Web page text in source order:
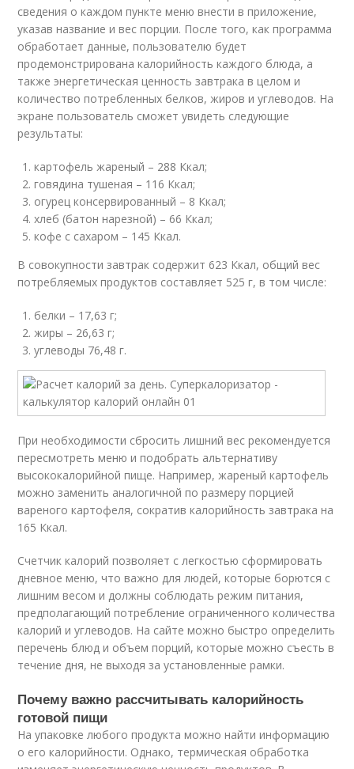
сведения о каждом пункте меню внести в приложение,
указав название и вес порции. После того, как программа
обработает данные, пользователю будет
продемонстрирована калорийность каждого блюда, а
также энергетическая ценность завтрака в целом и
количество потребленных белков, жиров и углеводов. На
экране пользователь сможет увидеть следующие
результаты:
картофель жареный – 288 Ккал;
говядина тушеная – 116 Ккал;
огурец консервированный – 8 Ккал;
хлеб (батон нарезной) – 66 Ккал;
кофе с сахаром – 145 Ккал.
В совокупности завтрак содержит 623 Ккал, общий вес
потребляемых продуктов составляет 525 г, в том числе:
белки – 17,63 г;
жиры – 26,63 г;
углеводы 76,48 г.
При необходимости сбросить лишний вес рекомендуется
пересмотреть меню и подобрать альтернативу
высококалорийной пище. Например, жареный картофель
можно заменить аналогичной по размеру порцией
вареного картофеля, сократив калорийность завтрака на
165 Ккал.
Счетчик калорий позволяет с легкостью сформировать
дневное меню, что важно для людей, которые борются с
лишним весом и должны соблюдать режим питания,
предполагающий потребление ограниченного количества
калорий и углеводов. На сайте можно быстро определить
перечень блюд и объем порций, которые можно съесть в
течение дня, не выходя за установленные рамки.
Почему важно рассчитывать калорийность
готовой пищи
На упаковке любого продукта можно найти информацию
о его калорийности. Однако, термическая обработка